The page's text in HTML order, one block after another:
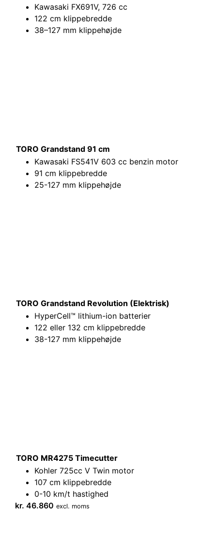
Kawasaki FX691V, 726 cc
122 cm klippebredde
38–127 mm klippehøjde
TORO Grandstand 91 cm
Kawasaki FS541V 603 cc benzin motor
91 cm klippebredde
25-127 mm klippehøjde
TORO Grandstand Revolution (Elektrisk)
HyperCell™ lithium-ion batterier
122 eller 132 cm klippebredde
38-127 mm klippehøjde
TORO MR4275 Timecutter
Kohler 725cc V Twin motor
107 cm klippebredde
0-10 km/t hastighed
kr. 46.860 excl. moms